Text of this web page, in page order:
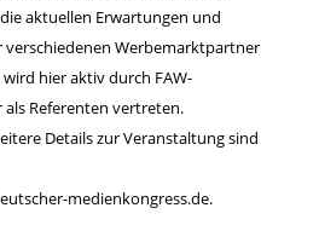
aktuellen Erwartungen und
Werbemarktpartner
hier aktiv durch FAW-
als Referenten vertreten.
Details zur Veranstaltung sind
medienkongress.de.